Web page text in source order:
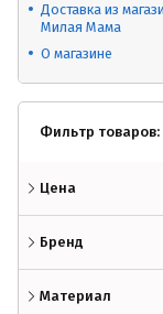
Доставка из
Милая Мама
О магазине
Фильтр товаров:
Цена
Бренд
Материал